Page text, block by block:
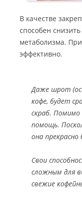
В качестве
способен
метаболизма.
эффективно.
Даже шрот
кофе, будет
скраб. Помимо
помощь.
она
Свои
сложным для
свежие